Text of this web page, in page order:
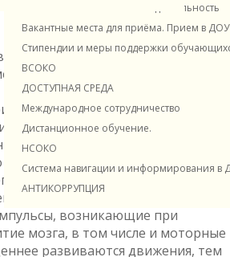
Финансово-хозяйственная деятельность
Вакантные места для приёма. Прием в ДОУ
Стипендии и меры поддержки
ВСОКО
ДОСТУПНАЯ СРЕДА
Международное сотрудничество
Дистанционное обучение.
НСОКО
Система навигации и информирования в
АНТИКОРРУПЦИЯ
с анатомическим и
и налаживанием
понимании
характера. Развитие можно
мыслительного
психического развития ребенка
движений. Движения
При движениях интенсивнее
возникающие при
мозга, в том числе и моторные
развиваются движения, тем